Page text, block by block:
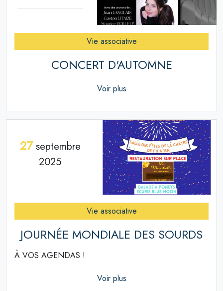
Vie associative
CONCERT D'AUTOMNE
Voir plus
27septembre
2025
Vie associative
JOURNÉE MONDIALE DES SOURDS
À VOS AGENDAS !
Voir plus